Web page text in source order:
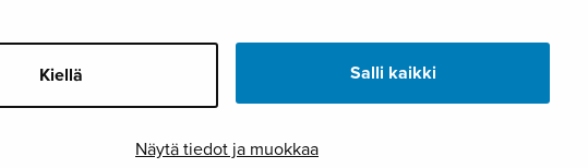
Kiellä Salli kaikki
Näytä tiedot ja muokkaa